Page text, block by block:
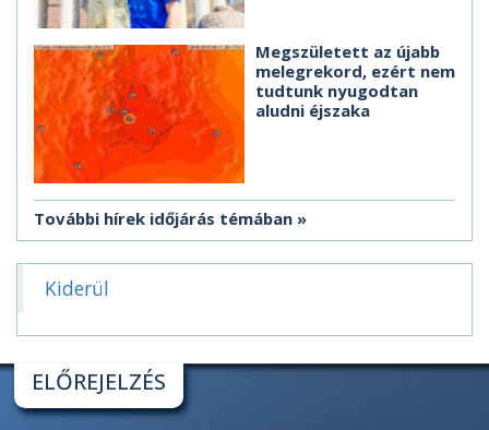
Megszületett az újabb
melegrekord, ezért nem
tudtunk nyugodtan
aludni éjszaka
További hírek időjárás témában
Kiderül
ELŐREJELZÉS